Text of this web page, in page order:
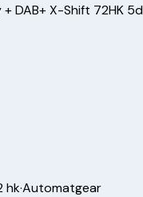
DAB+ X-Shift 72HK 5d
hk·Automatgear